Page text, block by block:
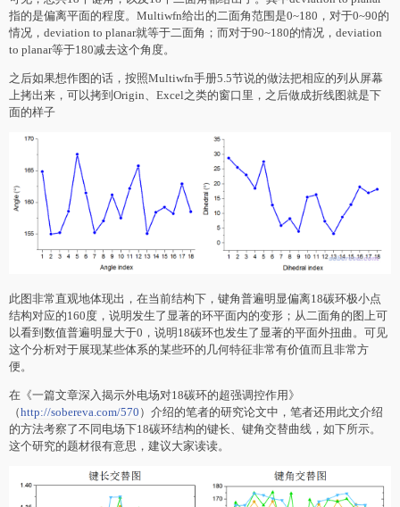
指的是偏离平面的程度。Multiwfn给出的二面角范围是0~180，对于0~90的
情况，deviation to planar就等于二面角；而对于90~180的情况，deviation
to planar等于180减去这个角度。
之后如果想作图的话，按照Multiwfn手册5.5节说的做法把相应的列从屏幕
上拷出来，可以拷到Origin、Excel之类的窗口里，之后做成折线图就是下
面的样子
此图非常直观地体现出，在当前结构下，键角普遍明显偏离18碳环极小点
结构对应的160度，说明发生了显著的环平面内的变形；从二面角的图上可
以看到数值普遍明显大于0，说明18碳环也发生了显著的平面外扭曲。可见
这个分析对于展现某些体系的某些环的几何特征非常有价值而且非常方
便。
在《一篇文章深入揭示外电场对18碳环的超强调控作用》
（http://sobereva.com/570 ）介绍的笔者的研究论文中，笔者还用此文介绍
的方法考察了不同电场下18碳环结构的键长、键角交替曲线，如下所示。
这个研究的题材很有意思，建议大家读读。